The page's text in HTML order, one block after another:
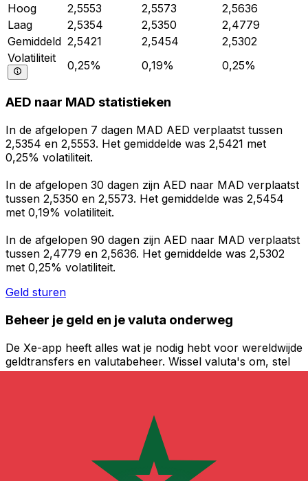
Hoog
2,5553 2,5573
2,5636
Laag
2,5354 2,5350
2,4779
Gemiddeld 2,5421 2,5454
2,5302
Volatiliteit
0,25% 0,19% 0,25%
AED naar MAD statistieken
In de afgelopen 7 dagen MAD AED verplaatst tussen
2,5354 en 2,5553. Het gemiddelde was 2,5421 met
0,25% volatiliteit.
In de afgelopen 30 dagen zijn AED naar MAD verplaatst
tussen 2,5350 en 2,5573. Het gemiddelde was 2,5454
met 0,19% volatiliteit.
In de afgelopen 90 dagen zijn AED naar MAD verplaatst
tussen 2,4779 en 2,5636. Het gemiddelde was 2,5302
met 0,25% volatiliteit.
Geld sturen
Beheer je geld en je valuta onderweg
De Xe-app heeft alles wat je nodig hebt voor wereldwijde
geldtransfers en valutabeheer. Wissel valuta's om, stel
koerswaarschuwingen in en maak geld over naar het